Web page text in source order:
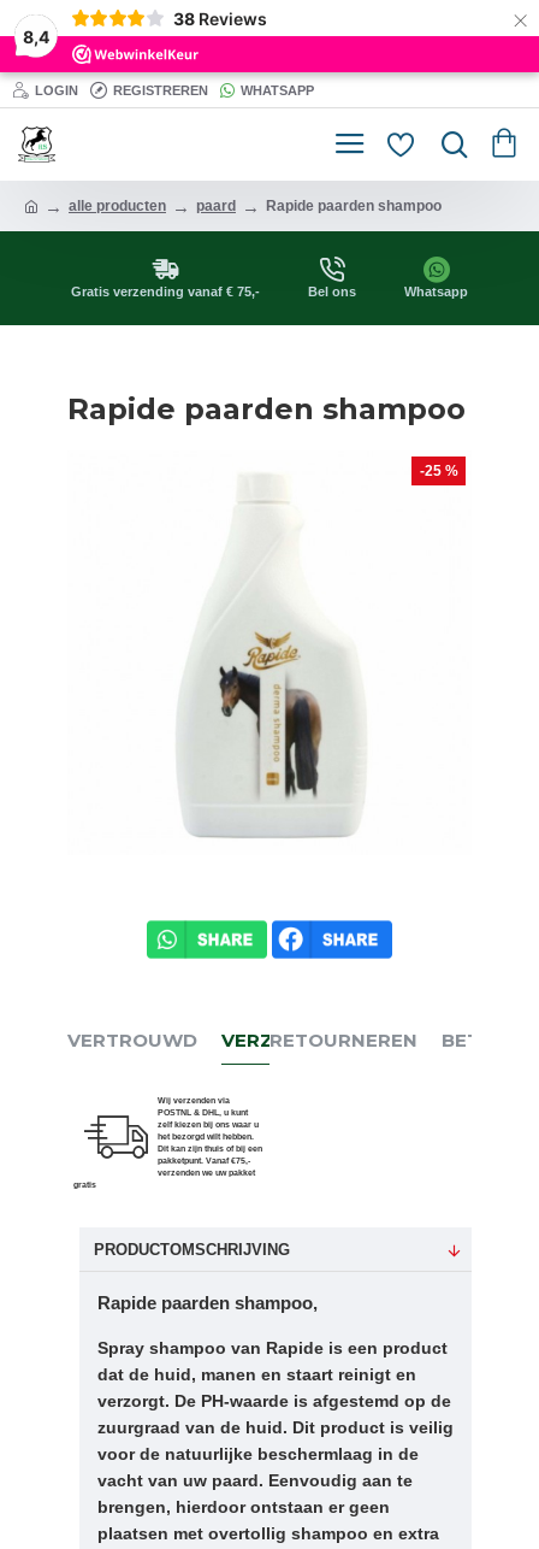
8,4
38 Reviews ×
LOGIN REGISTREREN WHATSAPP
alle producten paard Rapide paarden shampoo
Gratis verzending vanaf € 75,- Bel ons Whatsapp
Rapide paarden shampoo
-25 %
VERTROUWD VERZENDEN
Wij verzenden via
POSTNL & DHL, u kunt
zelf kiezen bij ons waar u
het bezorgd wilt hebben.
Dit kan zijn thuis of bij een
pakketpunt. Vanaf €75,-
verzenden we uw pakket
gratis
RETOURNEREN BETALEN
PRODUCTOMSCHRIJVING
Rapide paarden shampoo,
Spray shampoo van Rapide is een product
dat de huid, manen en staart reinigt en
verzorgt. De PH-waarde is afgestemd op de
zuurgraad van de huid. Dit product is veilig
voor de natuurlijke beschermlaag in de
vacht van uw paard. Eenvoudig aan te
brengen, hierdoor ontstaan er geen
plaatsen met overtollig shampoo en extra